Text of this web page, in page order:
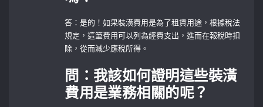
答：是的！如果裝潢費用是為了租賃用途，根據稅法
規定，這筆費用可以列為經費支出，進而在報稅時扣
除，從而減少應稅所得。
問：我該如何證明這些裝潢
費用是業務相關的呢？